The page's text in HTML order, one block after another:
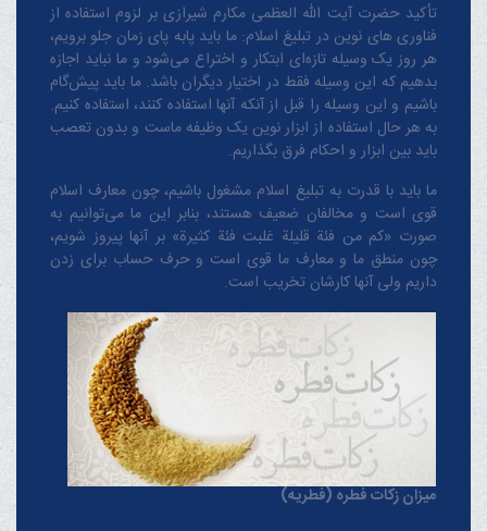
تأکید حضرت آیت الله العظمی مکارم شیرازی بر لزوم استفاده از
فناوری های نوین در تبلیغ اسلام: ما باید پابه پای زمان جلو برویم،
هر روز یک وسیله تازه‌ای ابتکار و اختراع می‌شود و ما نباید اجازه
بدهیم که این وسیله فقط در اختیار دیگران باشد. ما باید پیش‌گام
باشیم و این وسیله را قبل از آنکه آنها استفاده کنند، استفاده کنیم.
به هر حال استفاده از ابزار نوین یک وظیفه ماست و بدون تعصب
باید بین ابزار و احکام فرق بگذاریم.
ما باید با قدرت به تبلیغ اسلام مشغول باشیم، چون معارف اسلام
قوی است و مخالفان ضعیف هستند، بنابر این ما می‌توانیم به
صورت «کم من فئة قلیلة غلبت فئة کثیرة» بر آنها پیروز شویم،
چون منطق‌ ما و معارف ‌ما قوی است و حرف حساب برای زدن
داریم ولی آنها کارشان تخریب است.
میزان زکات فطره (فطریه)